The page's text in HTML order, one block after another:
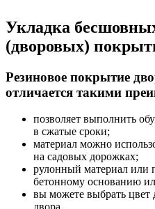
Укладка
(дворовых)
Резиновое покрытие
отличается такими
позволяет выполнить
в сжатые сроки;
материал можно
на садовых дорожках;
рулонный материал или
бетонному основанию
вы можете выбрать цвет